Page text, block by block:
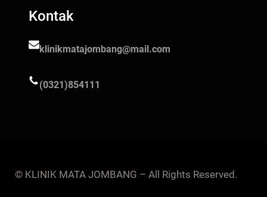
Kontak
klinikmatajombang@mail.com
(0321)854111
© KLINIK MATA JOMBANG – All Rights Reserved.